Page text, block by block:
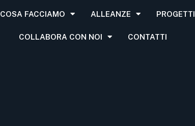
COSA FACCIAMO ALLEANZE PROGETTI
COLLABORA CON NOI CONTATTI